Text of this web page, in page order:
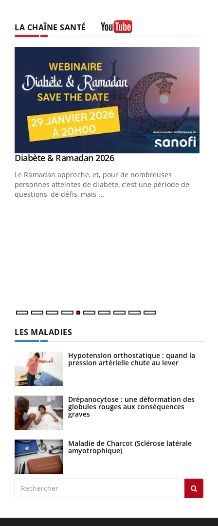
LA CHAÎNE SANTÉ
Youtube
Diabète & Ramadan 2026Youtube
Le Ramadan approche, et, pour de nombreuses
personnes atteintes de diabète, c'est une période de
questions, de défis, mais ...
LES MALADIES
Hypotension orthostatique : quand la
pression artérielle chute au lever
Drépanocytose : une déformation des
globules rouges aux conséquences
graves
Maladie de Charcot (Sclérose latérale
amyotrophique)